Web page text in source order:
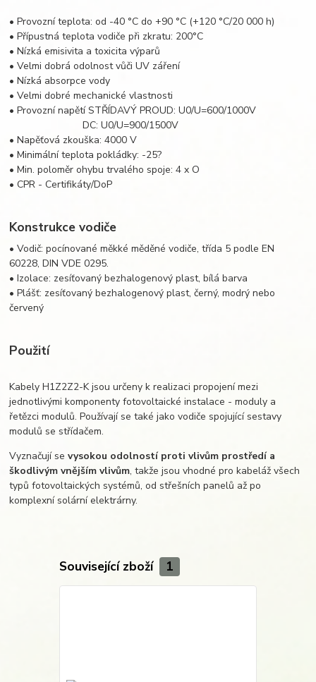
• Provozní teplota: od -40 °C do +90 °C (+120 °C/20 000 h)
• Přípustná teplota vodiče při zkratu: 200°C
• Nízká emisivita a toxicita výparů
• Velmi dobrá odolnost vůči UV záření
• Nízká absorpce vody
• Velmi dobré mechanické vlastnosti
• Provozní napětí STŘÍDAVÝ PROUD: U0/U=600/1000V
DC: U0/U=900/1500V
• Napěťová zkouška: 4000 V
• Minimální teplota pokládky: -25?
• Min. poloměr ohybu trvalého spoje: 4 x O
• CPR - Certifikáty/DoP
Konstrukce vodiče
• Vodič: pocínované měkké měděné vodiče, třída 5 podle EN
60228, DIN VDE 0295.
• Izolace: zesíťovaný bezhalogenový plast, bílá barva
• Plášť: zesíťovaný bezhalogenový plast, černý, modrý nebo
červený
Použití
Kabely H1Z2Z2-K jsou určeny k realizaci propojení mezi
jednotlivými komponenty fotovoltaické instalace - moduly a
řetězci modulů. Používají se také jako vodiče spojující sestavy
modulů se střídačem.
Vyznačují sevysokou odolností proti vlivům prostředí a
škodlivým vnějším vlivům, takže jsou vhodné pro kabeláž všech
typů fotovoltaických systémů, od střešních panelů až po
komplexní solární elektrárny.
Související zboží 1